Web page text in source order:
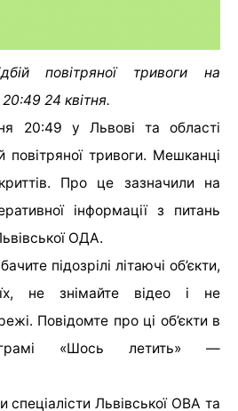
повітряної тривоги на
24 квітня.
20:49 у Львові та області
повітряної тривоги. Мешканці
Про це зазначили на
інформації з питань
ОДА.
підозрілі літаючі об’єкти,
не знімайте відео і не
Повідомте про ці об’єкти в
«Шось летить» —
спеціалісти Львівської ОВА та